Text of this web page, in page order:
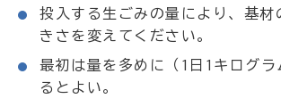
投入する生ごみの量により、基材
きさを変えてください。
最初は量を多めに（1日1キログラ
るとよい。